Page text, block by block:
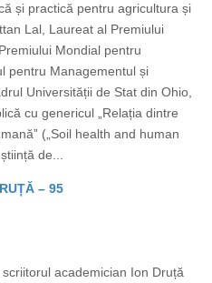
și practică pentru agricultura și
Lal, Laureat al Premiului
Mondial pentru
pentru Managementul și
Universității de Stat din Ohio,
cu genericul „Relația dintre
(„Soil health and human
de...
– 95
academician Ion Druță